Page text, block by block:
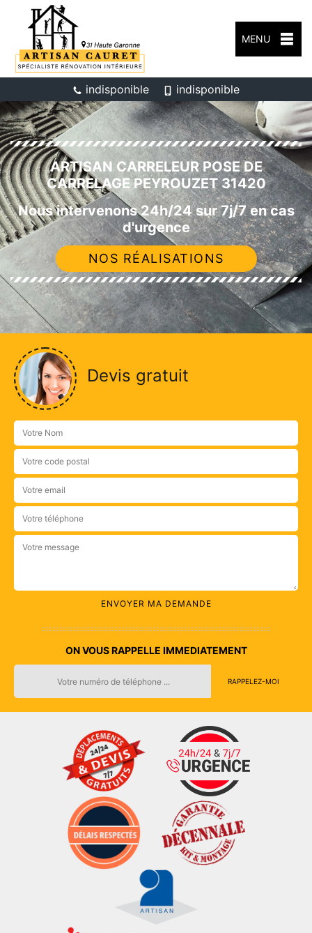
MENU
indisponible indisponible
ARTISAN CARRELEUR POSE DE
CARRELAGE PEYROUZET 31420
Nous intervenons 24h/24 sur 7j/7 en cas
d'urgence
NOS RÉALISATIONS
Devis gratuit
ON VOUS RAPPELLE IMMEDIATEMENT